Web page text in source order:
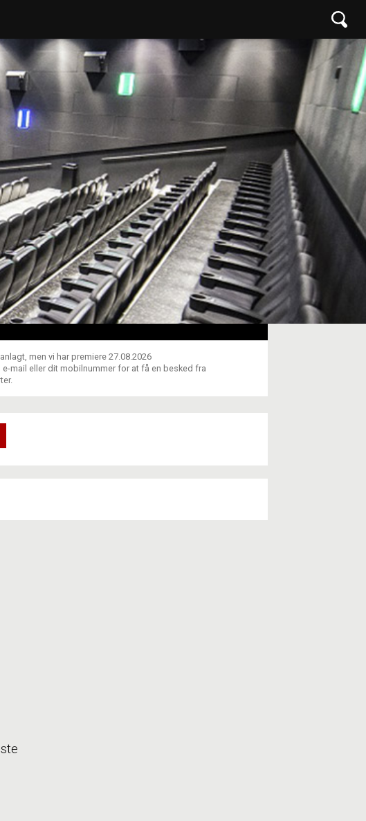
men vi har premiere 27.08.2026
mail eller dit mobilnummer for at få en besked fra